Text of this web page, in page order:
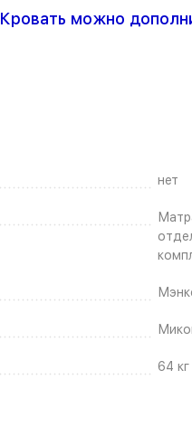
можно
нет
64 кг